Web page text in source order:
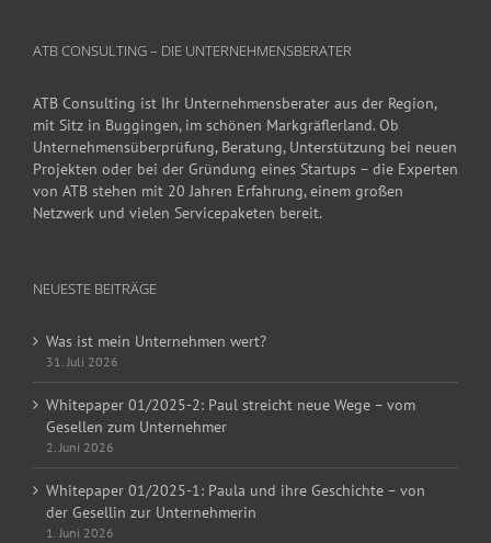
ATB CONSULTING – DIE UNTERNEHMENSBERATER
ATB Consulting ist Ihr Unternehmensberater aus der Region,
mit Sitz in Buggingen, im schönen Markgräflerland. Ob
Unternehmensüberprüfung, Beratung, Unterstützung bei neuen
Projekten oder bei der Gründung eines Startups – die Experten
von ATB stehen mit 20 Jahren Erfahrung, einem großen
Netzwerk und vielen Servicepaketen bereit.
NEUESTE BEITRÄGE
Was ist mein Unternehmen wert?
31. Juli 2026
Whitepaper 01/2025-2: Paul streicht neue Wege – vom
Gesellen zum Unternehmer
2. Juni 2026
Whitepaper 01/2025-1: Paula und ihre Geschichte – von
der Gesellin zur Unternehmerin
1. Juni 2026